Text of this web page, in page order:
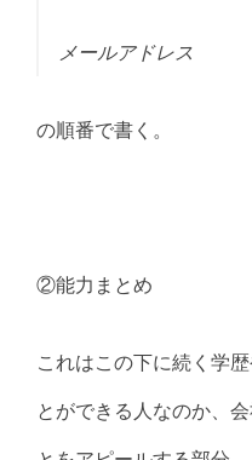
メールアドレス
の順番で書く。
②能力まとめ
これはこの下に続く学
とができる人なのか、